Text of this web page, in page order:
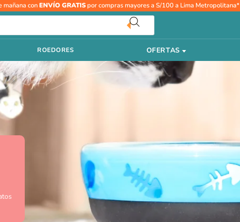
mañana conENVÍO GRATIS por compras mayores a S/100 a Lima Metropolitana*
ROEDORES OFERTAS